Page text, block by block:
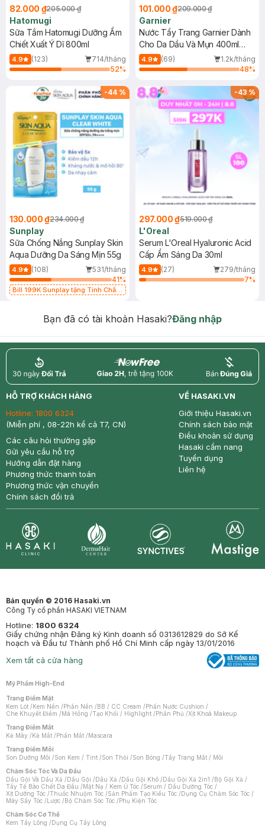
82.000 ₫205.000 ₫
Hatomugi
Sữa Tắm Hatomugi Dưỡng Ẩm
Chiết Xuất Ý Dĩ 800ml
4.9 (123)
714/tháng
52%
101.000 ₫209.000 ₫
Garnier
Nước Tẩy Trang Garnier Dành
Cho Da Dầu Và Mụn 400ml
(Mới)
4.9 (69)
1.2k/tháng
48%
-44 %
130.000 ₫234.000 ₫
Sunplay
Sữa Chống Nắng Sunplay Skin
Aqua Dưỡng Da Sáng Mịn 55g
4.9 (108)
531/tháng
41%
Bill 199K Sunplay tặng Tinh Chất
-43%
297.000 ₫519.000 ₫
L'Oreal
Serum L'Oreal Hyaluronic Acid
Cấp Ẩm Sáng Da 30ml
4.9 (27)
279/tháng
7%
Bạn đã có tài khoản Hasaki?Đăng nhập
return nowfree price
HỖ TRỢ KHÁCH HÀNG
Hotline: 1800 6324
(Miễn phí , 08-22h kể cả T7, CN)
Các câu hỏi thường gặp
Gửi yêu cầu hỗ trợ
Hướng dẫn đặt hàng
Phương thức thanh toán
Phương thức vận chuyển
Chính sách đổi trả
VỀ HASAKI.VN
Giới thiệu Hasaki.vn
Chính sách bảo mật
Điều khoản sử dụng
Hasaki cẩm nang
Tuyển dụng
Liên hệ
Bản quyền © 2016 Hasaki.vn
Công Ty cổ phần HASAKI VIETNAM
Hotline: 1800 6324
Giấy chứng nhận Đăng ký Kinh doanh số 0313612829 do Sở Kế
hoạch và Đầu tư Thành phố Hồ Chí Minh cấp ngày 13/01/2016
Xem tất cả cửa hàng
Mỹ Phẩm High-End
Trang Điểm Mặt
Kem Lót /Kem Nền /Phấn Nền /BB / CC Cream /Phấn Nước Cushion /
Che Khuyết Điểm /Má Hồng /Tạo Khối / Highlight /Phấn Phủ /Xịt Khoá Makeup
Trang Điểm Mắt
Kẻ Mày /Kẻ Mắt /Phấn Mắt /Mascara
Trang Điểm Môi
Son Dưỡng Môi /Son Kem / Tint /Son Thỏi /Son Bóng /Tẩy Trang Mắt / Môi
Chăm Sóc Tóc Và Da Đầu
Dầu Gội Và Dầu Xả /Dầu Gội /Dầu Xả /Dầu Gội Khô /Dầu Gội Xả 2in1 /Bộ Gội Xả /
Tẩy Tế Bào Chết Da Đầu /Mặt Nạ / Kem Ủ Tóc /Serum / Dầu Dưỡng Tóc /
Xịt Dưỡng Tóc /Thuốc Nhuộm Tóc /Sản Phẩm Tạo Kiểu Tóc /Dụng Cụ Chăm Sóc Tóc /
Máy Sấy Tóc /Lược /Bộ Chăm Sóc Tóc /Phụ Kiện Tóc
Chăm Sóc Cơ Thể
Kem Tẩy Lông /Dụng Cụ Tẩy Lông